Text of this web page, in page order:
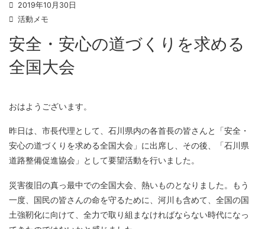
2019年10月30日
活動メモ
安全・安心の道づくりを求める
全国大会
おはようございます。
昨日は、市長代理として、石川県内の各首長の皆さんと「安全・
安心の道づくりを求める全国大会」に出席し、その後、「石川県
道路整備促進協会」として要望活動を行いました。
災害復旧の真っ最中での全国大会、熱いものとなりました。もう
一度、国民の皆さんの命を守るために、河川も含めて、全国の国
土強靭化に向けて、全力で取り組まなければならない時代になっ